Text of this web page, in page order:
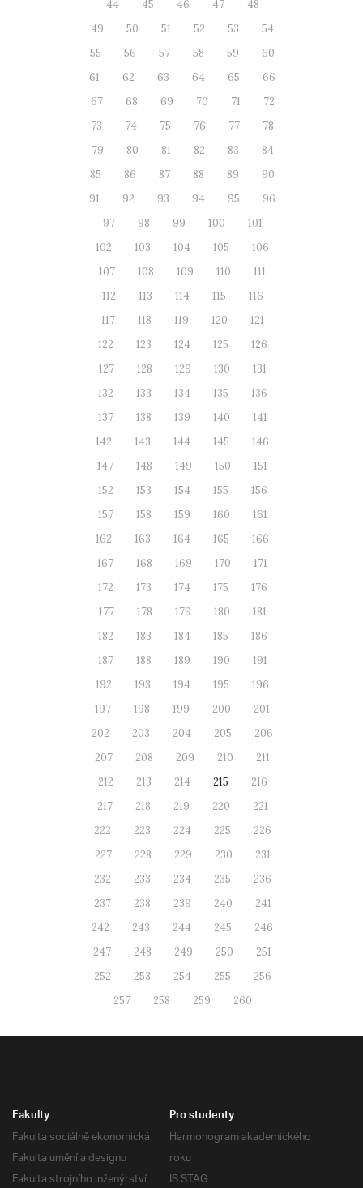
44 45 46 47
48
49
50 51 52 53
54
55
56 57 58 59
60
61
62 63 64 65
66
67
68 69 70 71
72
73
74 75 76 77
78
79
80 81 82 83
84
85
86 87 88 89
90
91
92 93 94 95
96
97
98 99 100
101
102
103 104 105
106
107
108 109 110
111
112
113 114 115
116
117
118 119 120
121
122
123 124 125
126
127
128 129 130
131
132
133 134 135
136
137
138 139 140
141
142
143 144 145
146
147
148 149 150
151
152
153 154 155
156
157
158 159 160
161
162
163 164 165
166
167
168 169 170
171
172
173 174 175
176
177
178 179 180
181
182
183 184 185
186
187
188 189 190
191
192
193 194 195
196
197
198 199 200
201
202
203 204 205
206
207
208 209 210
211
212
213 214 215
216
217
218 219 220
221
222
223 224 225
226
227
228 229 230
231
232
233 234 235
236
237
238 239 240
241
242
243 244 245
246
247
248 249 250
251
252
253 254 255
256
257
258 259 260
Fakulty
Fakulta sociálně ekonomická
Fakulta umění a designu
Fakulta strojního inženýrství
Pro studenty
Harmonogram akademického
roku
IS STAG